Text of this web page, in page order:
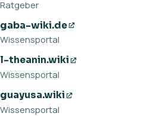
Ratgeber
gaba-wiki.de
Wissensportal
l-theanin.wiki
Wissensportal
guayusa.wiki
Wissensportal